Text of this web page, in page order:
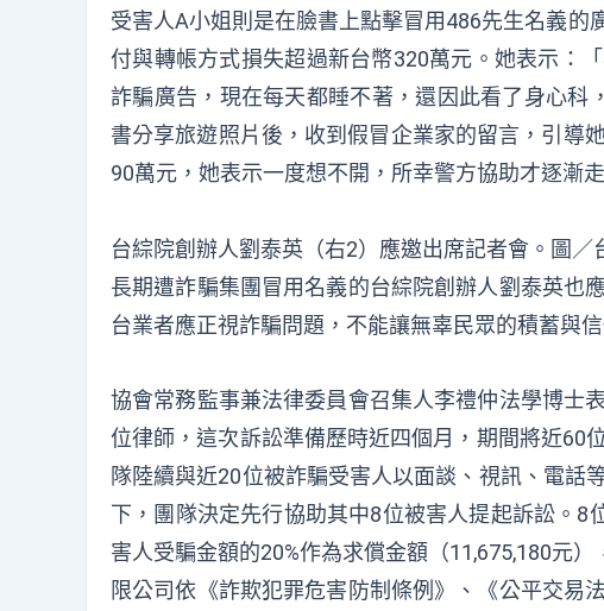
受害人A小姐則是在臉書上點擊冒用486先生名義的
付與轉帳方式損失超過新台幣320萬元。她表示：
詐騙廣告，現在每天都睡不著，還因此看了身心科
書分享旅遊照片後，收到假冒企業家的留言，引導
90萬元，她表示一度想不開，所幸警方協助才逐漸
台綜院創辦人劉泰英（右2）應邀出席記者會。圖／
長期遭詐騙集團冒用名義的台綜院創辦人劉泰英也
台業者應正視詐騙問題，不能讓無辜民眾的積蓄與
協會常務監事兼法律委員會召集人李禮仲法學博士
位律師，這次訴訟準備歷時近四個月，期間將近60
隊陸續與近20位被詐騙受害人以面談、視訊、電話
下，團隊決定先行協助其中8位被害人提起訴訟。8
害人受騙金額的20%作為求償金額（11,675,180元
限公司依《詐欺犯罪危害防制條例》、《公平交易